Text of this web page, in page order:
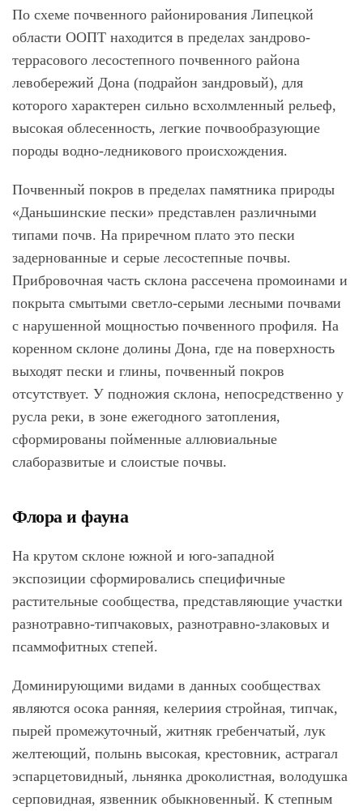
По схеме почвенного районирования Липецкой
области ООПТ находится в пределах зандрово-
террасового лесостепного почвенного района
левобережий Дона (подрайон зандровый), для
которого характерен сильно всхолмленный рельеф,
высокая облесенность, легкие почвообразующие
породы водно-ледникового происхождения.
Почвенный покров в пределах памятника природы
«Даньшинские пески» представлен различными
типами почв. На приречном плато это пески
задернованные и серые лесостепные почвы.
Прибровочная часть склона рассечена промоинами и
покрыта смытыми светло-серыми лесными почвами
с нарушенной мощностью почвенного профиля. На
коренном склоне долины Дона, где на поверхность
выходят пески и глины, почвенный покров
отсутствует. У подножия склона, непосредственно у
русла реки, в зоне ежегодного затопления,
сформированы пойменные аллювиальные
слаборазвитые и слоистые почвы.
Флора и фауна
На крутом склоне южной и юго-западной
экспозиции сформировались специфичные
растительные сообщества, представляющие участки
разнотравно-типчаковых, разнотравно-злаковых и
псаммофитных степей.
Доминирующими видами в данных сообществах
являются осока ранняя, келериия стройная, типчак,
пырей промежуточный, житняк гребенчатый, лук
желтеющий, полынь высокая, крестовник, астрагал
эспарцетовидный, льнянка дроколистная, володушка
серповидная, язвенник обыкновенный. К степным